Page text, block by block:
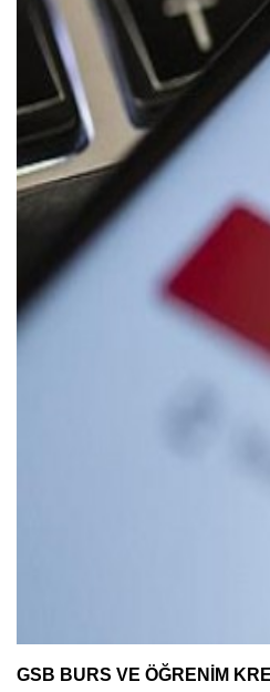
GSB BURS VE ÖĞRENİM